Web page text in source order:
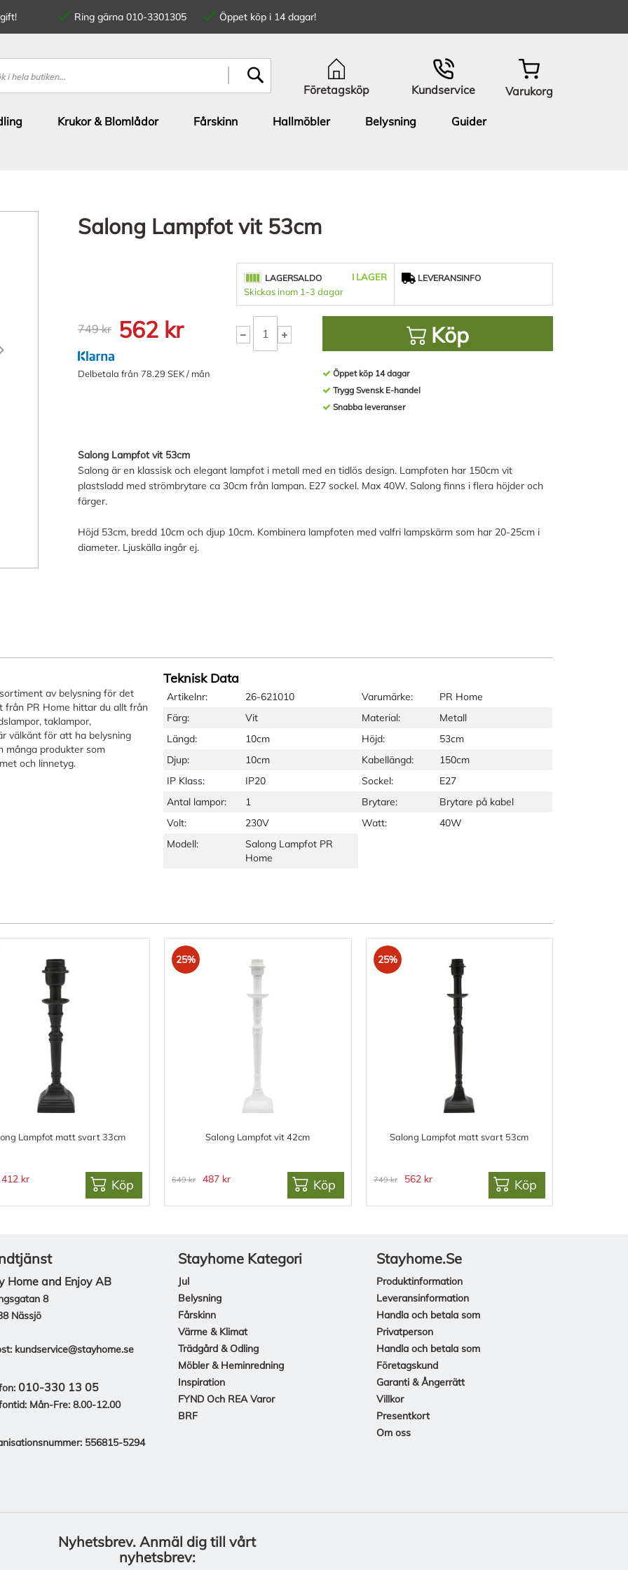
Ring gärna 010-3301305
Öppet köp i 14 dagar!
Företagsköp Kundservice Varukorg
Krukor & Blomlådor Fårskinn Hallmöbler Belysning
Guider
Salong Lampfot vit 53cm
749 kr 562 kr
Delbetala från 78.29 SEK / mån
LAGERSALDO
I LAGER
Skickas inom 1-3 dagar
LEVERANSINFO
Köp
Öppet köp 14 dagar
Trygg Svensk E-handel
Snabba leveranser
Salong Lampfot vit 53cm
Salong är en klassisk och elegant lampfot i metall med en tidlös design. Lampfoten har 150cm vit
plastsladd med strömbrytare ca 30cm från lampan. E27 sockel. Max 40W. Salong finns i flera höjder och
färger.
Höjd 53cm, bredd 10cm och djup 10cm. Kombinera lampfoten med valfri lampskärm som har 20-25cm i
diameter. Ljuskälla ingår ej.
av belysning för det
från PR Home hittar du allt från
taklampor,
välkänt för att ha belysning
många produkter som
och linnetyg.
Teknisk Data
Artikelnr: 26-621010 Varumärke:
PR Home
Färg:
Vit Material:
Metall
Längd:
10cm Höjd:
53cm
Djup:
10cm Kabellängd:
150cm
IP Klass:
IP20 Sockel:
E27
Antal lampor:
1 Brytare:
Brytare på kabel
Volt:
230V Watt:
40W
Modell:
Salong Lampfot PR
Home
Lampfot matt svart 33cm
412 kr Köp
25%
Salong Lampfot vit 42cm
649 kr 487 kr Köp
25%
Salong Lampfot matt svart 53cm
749 kr 562 kr Köp
Home and Enjoy AB
8
Nässjö
kundservice@stayhome.se
010-330 13 05
Mån-Fre: 8.00-12.00
556815-5294
Stayhome Kategori
Jul
Belysning
Fårskinn
Värme & Klimat
Trädgård & Odling
Möbler & Heminredning
Inspiration
FYND Och REA Varor
BRF
Stayhome.se
Produktinformation
Leveransinformation
Handla och betala som
Privatperson
Handla och betala som
Företagskund
Garanti & Ångerrätt
Villkor
Presentkort
Om oss
Nyhetsbrev. Anmäl dig till vårt
nyhetsbrev: